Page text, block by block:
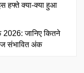
हफ्ते क्या-क्या हुआ
जानिए कितने
संभावित अंक